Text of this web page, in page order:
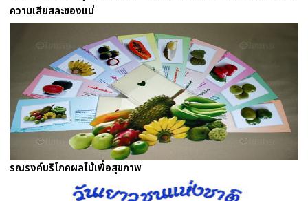
ความเสียสละของแม่
รณรงค์บริโภคผลไม้เพื่อสุขภาพ